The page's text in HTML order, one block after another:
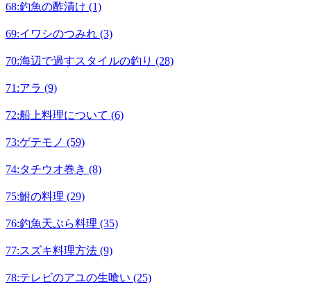
68:釣魚の酢漬け (1)
69:イワシのつみれ (3)
70:海辺で過すスタイルの釣り (28)
71:アラ (9)
72:船上料理について (6)
73:ゲテモノ (59)
74:タチウオ巻き (8)
75:鮒の料理 (29)
76:釣魚天ぷら料理 (35)
77:スズキ料理方法 (9)
78:テレビのアユの生喰い (25)